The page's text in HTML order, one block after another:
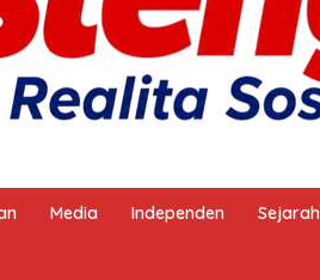
Media Independen Sejarah